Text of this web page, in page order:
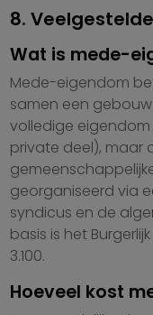
8.
Wat is mede-
Mede-eigendom
samen een
volledige
private deel), maar
georganiseerd via
syndicus en de
basis is het
3.100.
Hoeveel kost